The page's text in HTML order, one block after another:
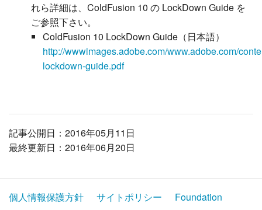
れら詳細は、ColdFusion 10 の LockDown Guide を
ご参照下さい。
ColdFusion 10 LockDown Guide（日本語）
http://wwwimages.adobe.com/www.adobe.com/
lockdown-guide.pdf
記事公開日：2016年05月11日
最終更新日：2016年06月20日
個人情報保護方針 サイトポリシー Foundation